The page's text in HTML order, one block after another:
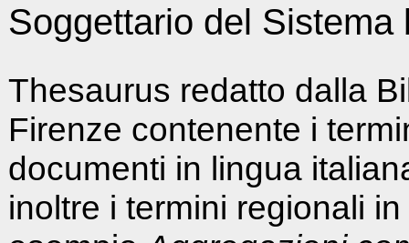
Soggettario del
Thesaurus redatto dalla
Firenze contenente i
documenti in lingua
inoltre i termini regionali